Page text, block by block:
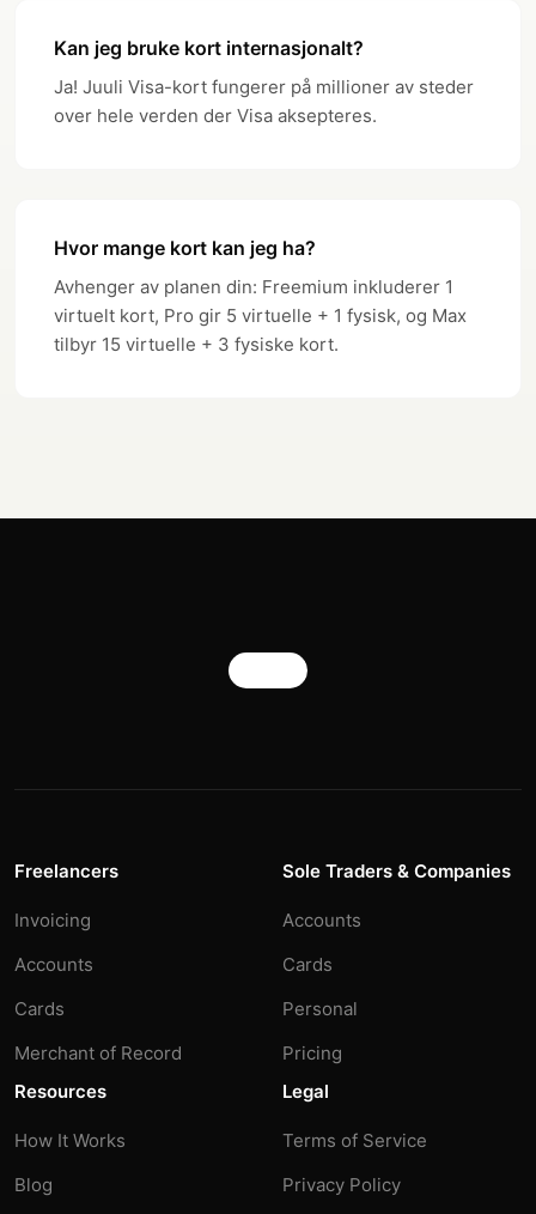
Kan jeg bruke kort internasjonalt?
Ja! Juuli Visa-kort fungerer på millioner av steder
over hele verden der Visa aksepteres.
Hvor mange kort kan jeg ha?
Avhenger av planen din: Freemium inkluderer 1
virtuelt kort, Pro gir 5 virtuelle + 1 fysisk, og Max
tilbyr 15 virtuelle + 3 fysiske kort.
Freelancers
Invoicing
Accounts
Cards
Merchant of Record
Sole Traders & Companies
Accounts
Cards
Personal
Pricing
Resources
How It Works
Blog
Legal
Terms of Service
Privacy Policy